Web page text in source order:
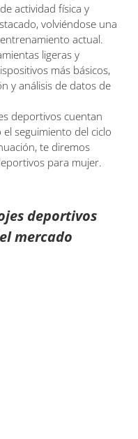
actividad física y
volviéndose una
actual.
ligeras y
más básicos,
y análisis de datos de
deportivos cuentan
seguimiento del ciclo
te diremos
para mujer.
deportivos
mercado